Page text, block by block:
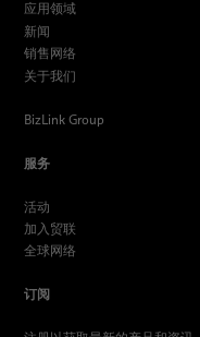
应用领域
新闻
销售网络
关于我们
BizLink Group
服务
活动
加入贸联
全球网络
订阅